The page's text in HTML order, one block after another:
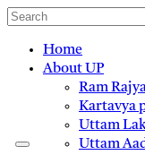
Home
About UP
Ram
Kartavya
Uttam
Uttam